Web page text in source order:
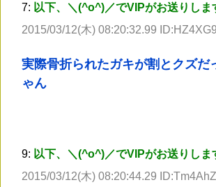
7: 以下、＼(^o^)／でVIPがお送りしま
2015/03/12(木) 08:20:32.99
実際骨折られたガキが割とクズだ
ゃん
9: 以下、＼(^o^)／でVIPがお送りしま
2015/03/12(木) 08:20:44.29